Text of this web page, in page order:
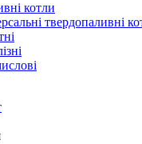
котли
твердопаливні